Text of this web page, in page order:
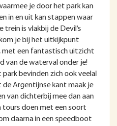
je door het park kan
in en uit kan stappen waar
is vlakbij de Devil’s
je bij het uitkijkpunt
met een fantastisch uitzicht
van de waterval onder je!
bevinden zich ook veelal
de Argentijnse kant maak je
van dichterbij mee dan aan
tours doen met een soort
daarna in een speedboot